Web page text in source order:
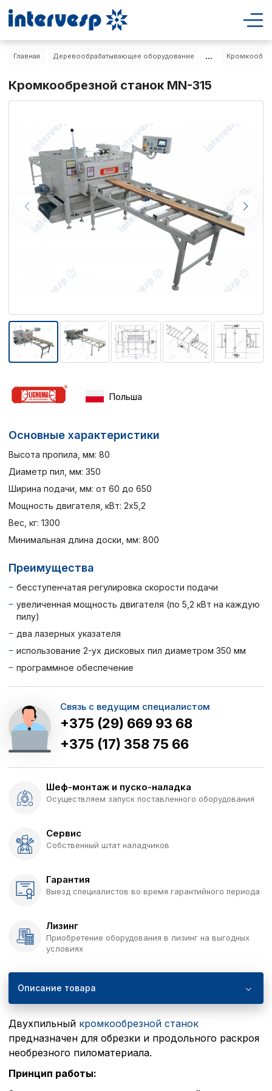
Главная Деревообрабатывающее оборудование ...
Кромкообрезной станок MN-315
Польша
Основные характеристики
Высота пропила, мм: 80
Диаметр пил, мм: 350
Ширина подачи, мм: от 60 до 650
Мощность двигателя, кВт: 2х5,2
Вес, кг: 1300
Минимальная длина доски, мм: 800
Преимущества
бесступенчатая регулировка скорости подачи
увеличенная мощность двигателя (по 5,2 кВт на каждую
пилу)
два лазерных указателя
использование 2-ух дисковых пил диаметром 350 мм
программное обеспечение
Связь с ведущим специалистом
+375 (29) 669 93 68
+375 (17) 358 75 66
Шеф-монтаж и пуско-наладка
Осуществляем запуск поставленного оборудования
Сервис
Собственный штат наладчиков
Гарантия
Выезд специалистов во время гарантийного периода
Лизинг
Приобретение оборудования в лизинг на выгодных
условиях
Описание товара
Двухпильный кромкообрезной станок
предназначен для обрезки и продольного раскроя
необрезного пиломатериала.
Принцип работы: